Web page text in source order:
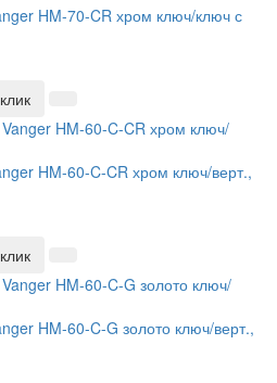
HM-70-CR хром ключ/ключ с
HM-60-C-CR хром ключ/верт.,
HM-60-C-G золото ключ/верт.,